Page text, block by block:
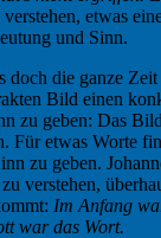
etwas
und Sinn.
doch die ganze
Bild einen
zu geben: Das
Für etwas Worte
zu geben.
verstehen,
Im Anfang
war das Wort.